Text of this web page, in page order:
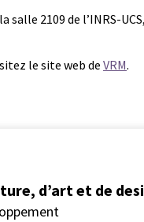
salle 2109 de l’INRS-
le site web de VRM.
d’art et de